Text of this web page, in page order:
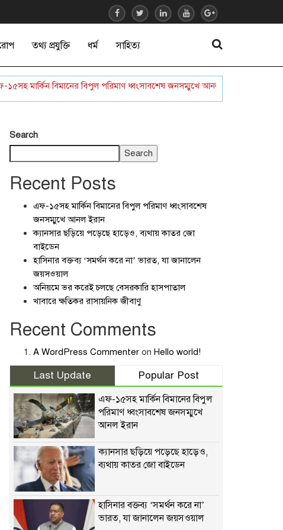
তথ্য প্রযুক্তি ধর্ম সাহিত্য
মার্কিন বিমানের বিপুল পরিমাণ ধ্বংসাবশেষ জনসম্মুখে আনল ইরান
Search
Search
Recent Posts
এফ-১৫সহ মার্কিন বিমানের বিপুল পরিমাণ ধ্বংসাবশেষ
জনসম্মুখে আনল ইরান
ক্যানসার ছড়িয়ে পড়েছে হাড়েও, ব্যথায় কাতর জো
বাইডেন
হাসিনার বক্তব্য ‘সমর্থন করে না’ ভারত, যা জানালেন
জয়সওয়াল
অনিয়মে ভর করেই চলছে বেসরকারি হাসপাতাল
খাবারে ক্ষতিকর রাসায়নিক জীবাণু
Recent Comments
A WordPress Commenter on Hello world!
Last Update Popular Post
এফ-১৫সহ মার্কিন বিমানের বিপুল
পরিমাণ ধ্বংসাবশেষ জনসম্মুখে
আনল ইরান
ক্যানসার ছড়িয়ে পড়েছে হাড়েও,
ব্যথায় কাতর জো বাইডেন
হাসিনার বক্তব্য ‘সমর্থন করে না’
ভারত, যা জানালেন জয়সওয়াল